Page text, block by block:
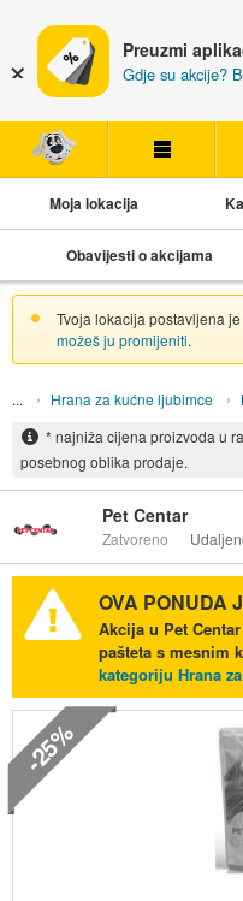
Preuzmi
Gdje su akcije?
Moja lokacija
Obavijesti o akcijama
Tvoja lokacija postavljena
možeš ju promijeniti.
Hrana za kućne ljubimce
* najniža cijena proizvoda u
posebnog oblika prodaje.
Pet Centar
Zatvoreno
OVA PONUDA
Akcija u Pet
pašteta s mesnim
kategoriju Hrana
-25%